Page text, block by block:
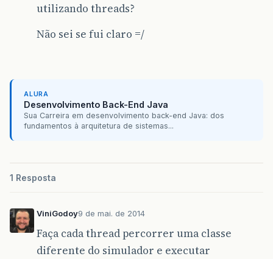
utilizando threads?
Não sei se fui claro =/
ALURA
Desenvolvimento Back-End Java
Sua Carreira em desenvolvimento back-end Java: dos
fundamentos à arquitetura de sistemas...
1 Resposta
ViniGodoy9 de mai. de 2014
Faça cada thread percorrer uma classe
diferente do simulador e executar